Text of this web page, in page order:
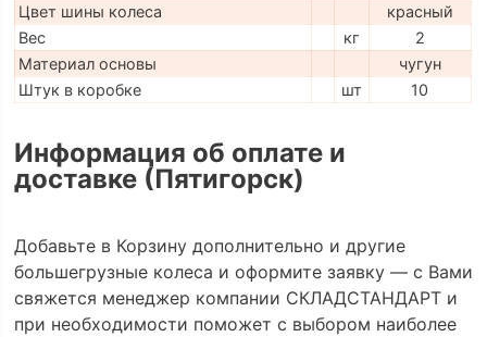
Цвет шины колеса
красный
Вес
кг
2
Материал основы
чугун
Штук в коробке
шт 10
Информация об оплате и
доставке (Пятигорск)
Добавьте в Корзину дополнительно и другие
большегрузные колеса и оформите заявку — с Вами
свяжется менеджер компании СКЛАДСТАНДАРТ и
при необходимости поможет с выбором наиболее